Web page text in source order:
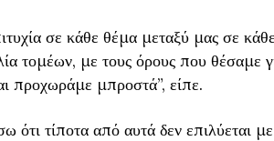
σε κάθε θέμα μεταξύ μας σε
τομέων, με τους όρους που θέσαμε
προχωράμε μπροστά”, είπε.
ότι τίποτα από αυτά δεν επιλύεται